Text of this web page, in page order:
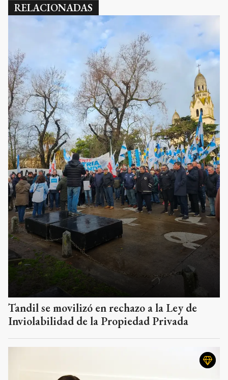
RELACIONADAS
Tandil se movilizó en rechazo a la Ley de
Inviolabilidad de la Propiedad Privada